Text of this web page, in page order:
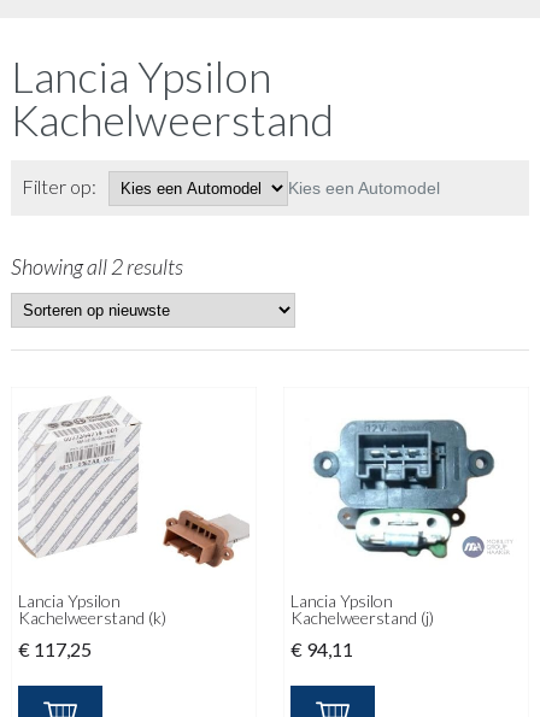
Lancia Ypsilon
Kachelweerstand
Filter op: Kies een Automodel
Showing all 2 results
Lancia Ypsilon
Kachelweerstand (k)
€ 117,25
Lancia Ypsilon
Kachelweerstand (j)
€ 94,11